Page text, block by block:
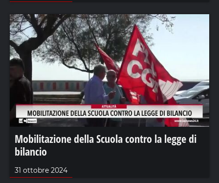
Mobilitazione della Scuola contro la legge di
bilancio
31 ottobre 2024